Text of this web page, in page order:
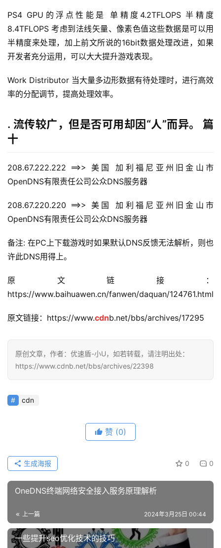
PS4 GPU的浮点性能是 单精度4.2TFLOPS 半精度
8.4TFLOPS 考虑到法线矢量、像素色值这些数据是可以用
半精度来处理，加上前文所说的16bit数据处理改进，如果
开发者充分运用，可以大大提升游戏表现。
Work Distributor 当大量多边形数据有待处理时，进行高效
率的分配调节，提高处理效率。
. 流传较广，但是否可用却因“人”而异。 篇
十
208.67.222.222 ==>> 美国 加利福尼亚州旧金山市
OpenDNS有限责任公司公众DNS服务器
208.67.220.220 ==>> 美国 加利福尼亚州旧金山市
OpenDNS有限责任公司公众DNS服务器
备注: 在PC上下载游戏时如果默认DNS反馈无法解析，则也
许此DNS用得上。
原文链接：
https://www.baihuawen.cn/fanwen/daquan/124761.html
原文链接：https://www.cdnb.net/bbs/archives/17295
原创文章，作者：优速盾-小U，如若转载，请注明出处：
https://www.cdnb.net/bbs/archives/22398
cdn
赞 (0)
0 0
生成海报
OneDNS终端网络安全接入服务原理解析
上一篇 2024年3月25日 00:44
一些提升seo优化技术的技巧